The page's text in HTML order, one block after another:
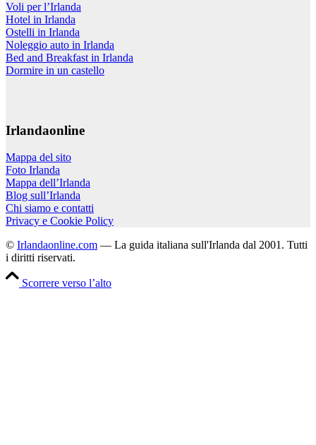
Voli per l’Irlanda
Hotel in Irlanda
Ostelli in Irlanda
Noleggio auto in Irlanda
Bed and Breakfast in Irlanda
Dormire in un castello
Irlandaonline
Mappa del sito
Foto Irlanda
Mappa dell’Irlanda
Blog sull’Irlanda
Chi siamo e contatti
Privacy e Cookie Policy
© Irlandaonline.com — La guida italiana sull'Irlanda dal 2001. Tutti
i diritti riservati.
Scorrere verso l’alto